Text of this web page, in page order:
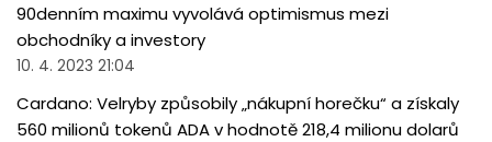
90denním maximu vyvolává optimismus mezi
obchodníky a investory
10. 4. 2023 21:04
Cardano: Velryby způsobily „nákupní horečku“ a získaly
560 milionů tokenů ADA v hodnotě 218,4 milionu dolarů